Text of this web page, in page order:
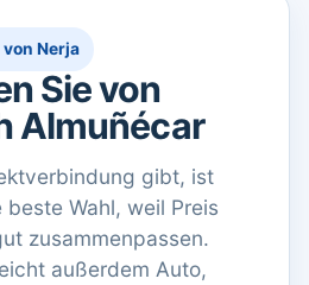
Nerja
Sie von
Almuñécar
gibt, ist
Wahl, weil Preis
zusammenpassen.
außerdem Auto,